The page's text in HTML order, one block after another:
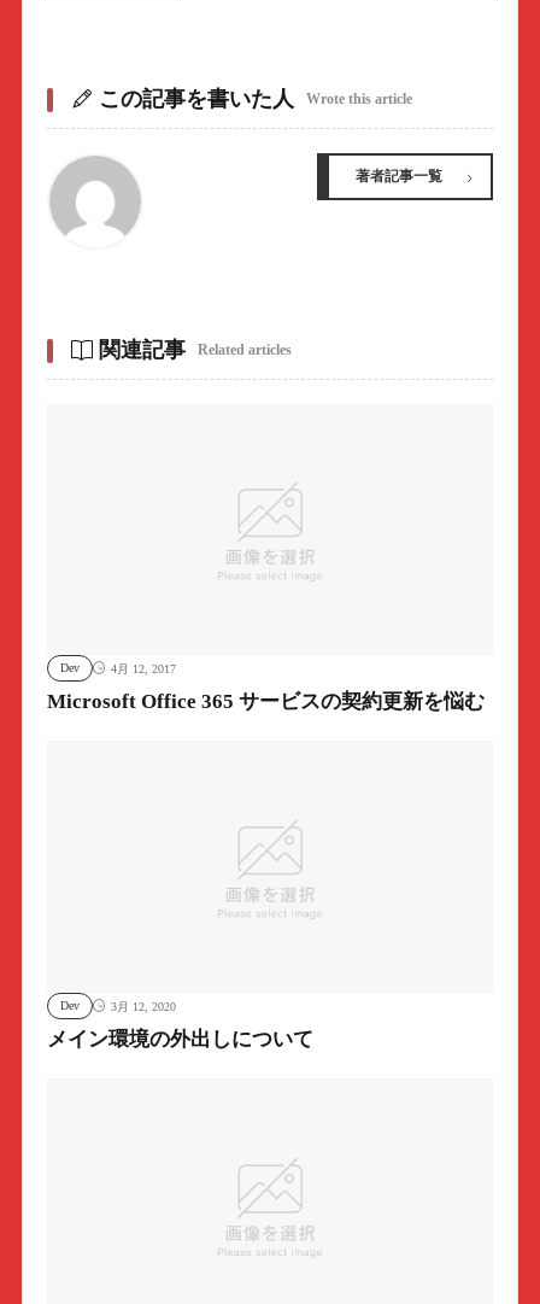
この記事を書いた人 Wrote this article
著者記事一覧
関連記事 Related articles
Dev 4月 12, 2017
Microsoft Office 365 サービスの契約更新を悩む
Dev 3月 12, 2020
メイン環境の外出しについて